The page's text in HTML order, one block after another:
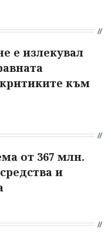
е излекувал
към
от 367 млн.
и